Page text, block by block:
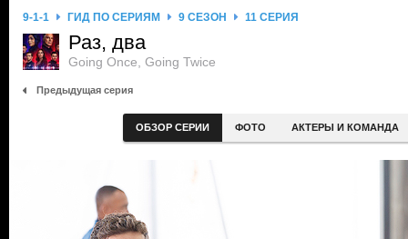
9-1-1 ГИД ПО СЕРИЯМ 9 СЕЗОН 11 СЕРИЯ
Раз, два
Going Once, Going Twice
Предыдущая серия
ОБЗОР СЕРИИ ФОТО АКТЕРЫ И КОМАНДА